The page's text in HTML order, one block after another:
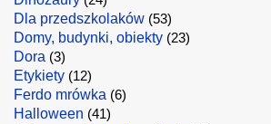
Dla przedszkolaków (53)
Domy, budynki, obiekty (23)
Dora (3)
Etykiety (12)
Ferdo mrówka (6)
Halloween (41)